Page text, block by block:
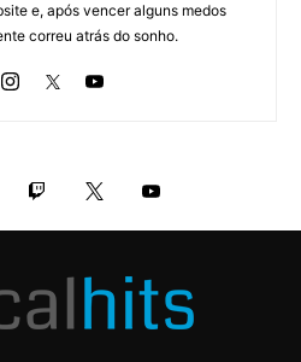
e, após vencer alguns medos
correu atrás do sonho.